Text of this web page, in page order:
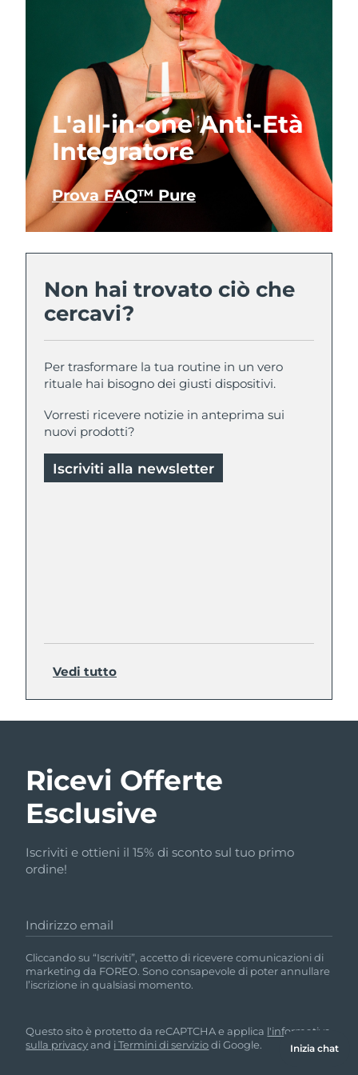
L'all-in-one Anti-Età
Integratore
Prova FAQ™ Pure
Non hai trovato ciò che
cercavi?
Per trasformare la tua routine in un vero
rituale hai bisogno dei giusti dispositivi.
Vorresti ricevere notizie in anteprima sui
nuovi prodotti?
Iscriviti alla newsletter
Vedi tutto
Ricevi Offerte
Esclusive
Iscriviti e ottieni il 15% di sconto sul tuo primo
ordine!
Indirizzo email
Cliccando su “Iscriviti”, accetto di ricevere comunicazioni di
marketing da FOREO. Sono consapevole di poter annullare
l’iscrizione in qualsiasi momento.
Questo sito è protetto da reCAPTCHA e applica l'informativa
sulla privacyand i Termini di serviziodi Google. Inizia chat